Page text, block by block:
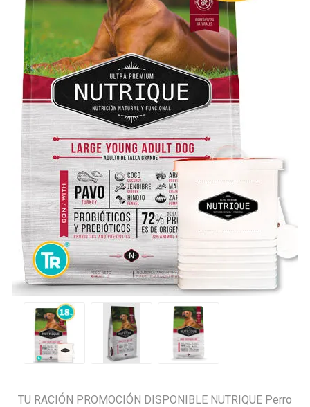
TU RACIÓN PROMOCIÓN DISPONIBLE NUTRIQUE Perro